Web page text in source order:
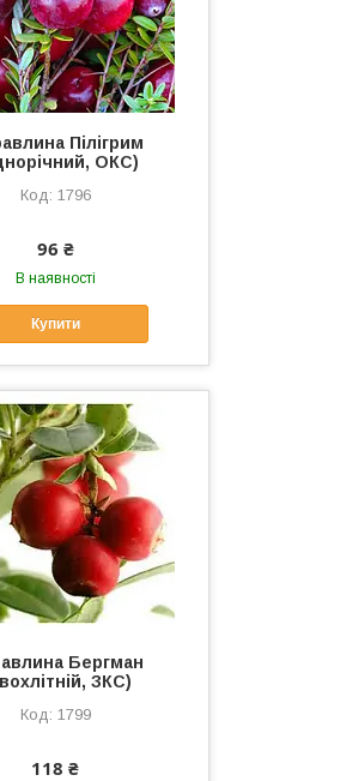
Пілігрим
ОКС)
1796
96 ₴
В наявності
Купити
Бергман
ЗКС)
1799
118 ₴